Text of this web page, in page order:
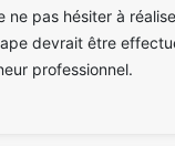
ne pas hésiter à
devrait être
professionnel.